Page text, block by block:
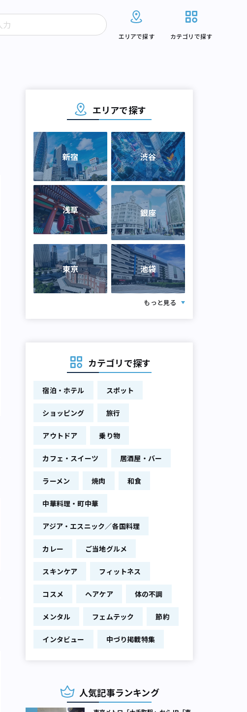
エリアで探す カテゴリで探す
エリアで探す
新宿 渋谷
浅草 銀座
東京 池袋
もっと見る
カテゴリで探す
宿泊・ホテル スポット
ショッピング 旅行
アウトドア 乗り物
カフェ・スイーツ 居酒屋・バー
ラーメン 焼肉 和食
中華料理・町中華
アジア・エスニック／各国料理
カレー ご当地グルメ
スキンケア フィットネス
コスメ ヘアケア 体の不調
メンタル フェムテック 節約
インタビュー 中づり掲載特集
人気記事ランキング